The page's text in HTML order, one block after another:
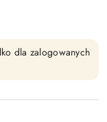
dla zalogowanych